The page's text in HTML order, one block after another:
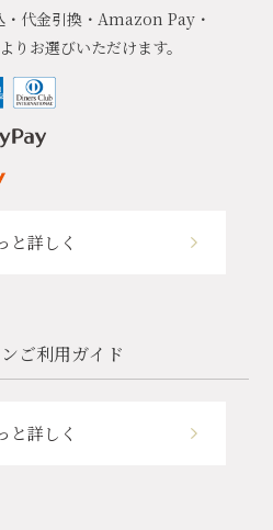
・代金引換・Amazon Pay・
お選びいただけます。
と詳しく
ご利用ガイド
と詳しく